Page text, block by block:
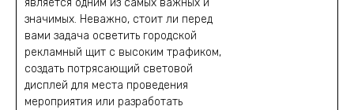
значимых. Неважно, стоит ли перед
вами задача осветить городской
рекламный щит с высоким трафиком,
создать потрясающий световой
дисплей для места проведения
мероприятия или разработать